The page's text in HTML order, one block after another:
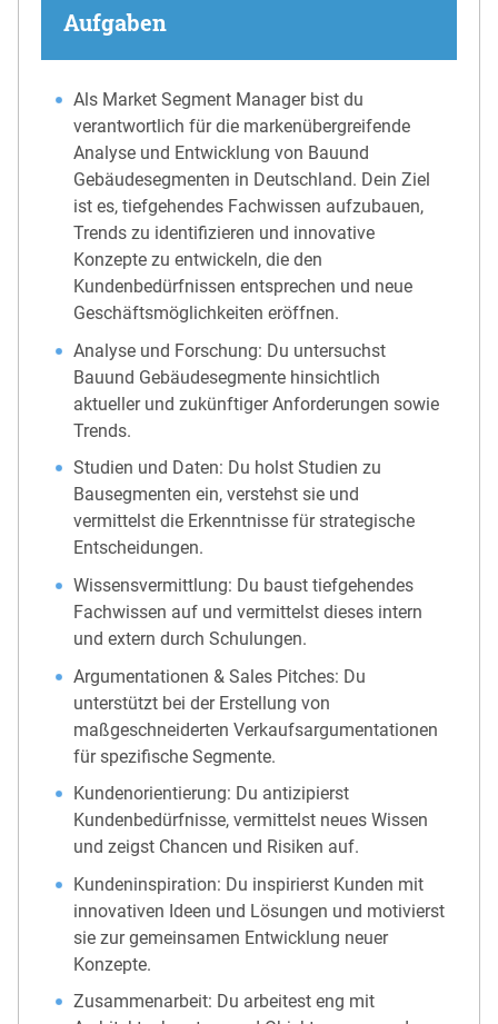
Aufgaben
Als Market Segment Manager bist du
verantwortlich für die markenübergreifende
Analyse und Entwicklung von Bauund
Gebäudesegmenten in Deutschland. Dein Ziel
ist es, tiefgehendes Fachwissen aufzubauen,
Trends zu identifizieren und innovative
Konzepte zu entwickeln, die den
Kundenbedürfnissen entsprechen und neue
Geschäftsmöglichkeiten eröffnen.
Analyse und Forschung: Du untersuchst
Bauund Gebäudesegmente hinsichtlich
aktueller und zukünftiger Anforderungen sowie
Trends.
Studien und Daten: Du holst Studien zu
Bausegmenten ein, verstehst sie und
vermittelst die Erkenntnisse für strategische
Entscheidungen.
Wissensvermittlung: Du baust tiefgehendes
Fachwissen auf und vermittelst dieses intern
und extern durch Schulungen.
Argumentationen & Sales Pitches: Du
unterstützt bei der Erstellung von
maßgeschneiderten Verkaufsargumentationen
für spezifische Segmente.
Kundenorientierung: Du antizipierst
Kundenbedürfnisse, vermittelst neues Wissen
und zeigst Chancen und Risiken auf.
Kundeninspiration: Du inspirierst Kunden mit
innovativen Ideen und Lösungen und motivierst
sie zur gemeinsamen Entwicklung neuer
Konzepte.
Zusammenarbeit: Du arbeitest eng mit